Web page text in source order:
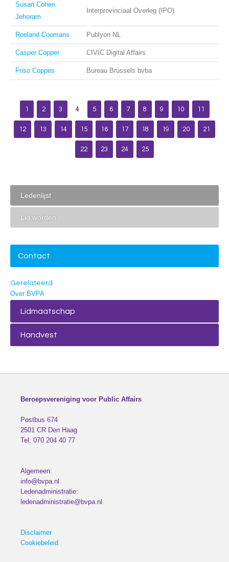
Susan Cohen
Jehoram
Interprovinciaal Overleg (IPO)
Roeland Coomans Publyon NL
Casper Copper CIVIC Digital Affairs
Friso Coppes Bureau Brussels bvba
1 2 3 4 5 6 7 8 9 10 11
12 13 14 15 16 17 18 19 20 21
22 23 24 25
Ledenlijst
Lid worden
Contact
Gerelateerd
Over BVPA
Lidmaatschap
Handvest
Beroepsvereniging voor Public Affairs
Postbus 674
2501 CR Den Haag
Tel: 070 204 40 77
Algemeen:
info@bvpa.nl
Ledenadministratie:
ledenadministratie@bvpa.nl
Disclaimer
Cookiebeleid